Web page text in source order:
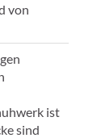
von
ist
sind